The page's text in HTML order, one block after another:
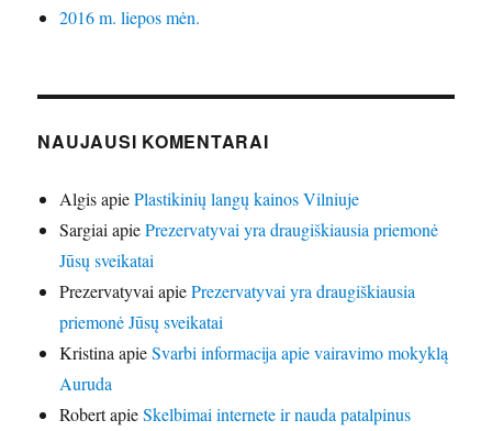
2016 m. liepos mėn.
NAUJAUSI KOMENTARAI
AlgisapiePlastikinių langų kainos Vilniuje
Sargiai apiePrezervatyvai yra draugiškiausia priemonė
Jūsų sveikatai
Prezervatyvai apiePrezervatyvai yra draugiškiausia
priemonė Jūsų sveikatai
Kristina apieSvarbi informacija apie vairavimo mokyklą
Auruda
RobertapieSkelbimai internete ir nauda patalpinus